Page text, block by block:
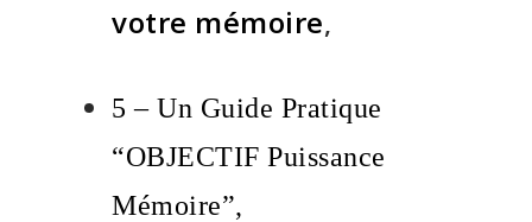
votre mémoire,
5 – Un Guide Pratique
“OBJECTIF Puissance
Mémoire”,